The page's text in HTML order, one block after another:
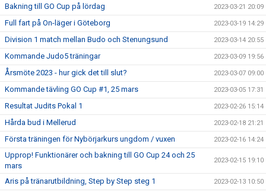
Bakning till GO Cup på lördag 2023-03-21 20:09
Full fart på On-läger i Göteborg 2023-03-19 14:29
Division 1 match mellan Budo och Stenungsund 2023-03-14 20:55
Kommande Judo5 träningar 2023-03-09 19:56
Årsmöte 2023 - hur gick det till slut? 2023-03-07 09:00
Kommande tävling GO Cup #1, 25 mars 2023-03-05 17:31
Resultat Judits Pokal 1 2023-02-26 15:14
Hårda bud i Mellerud 2023-02-18 21:21
Första träningen för Nybörjarkurs ungdom / vuxen 2023-02-16 14:24
Upprop! Funktionärer och bakning till GO Cup 24 och 25
mars
2023-02-15 19:10
Aris på tränarutbildning, Step by Step steg 1 2023-02-13 10:50